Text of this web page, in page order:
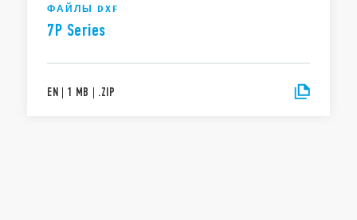
ФАЙЛЫ DXF
7P Series
EN | 1 MB | .ZIP